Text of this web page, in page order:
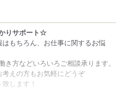
が豊富
紹介（採用代行）行っています。主
の方、将来の目標が定まらない学
セリングも実施中！
りサポート☆
もちろん、お仕事に関するお悩
き方などいろいろご相談承ります。
えの方もお気軽にどうぞ
します！